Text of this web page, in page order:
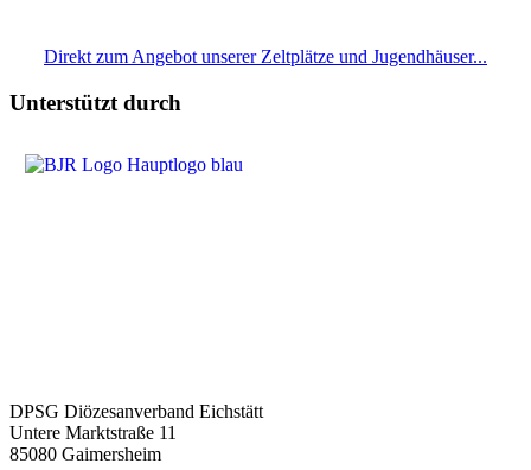
Direkt zum Angebot unserer Zeltplätze und Jugendhäuser...
Unterstützt durch
DPSG Diözesanverband Eichstätt
Untere Marktstraße 11
85080 Gaimersheim